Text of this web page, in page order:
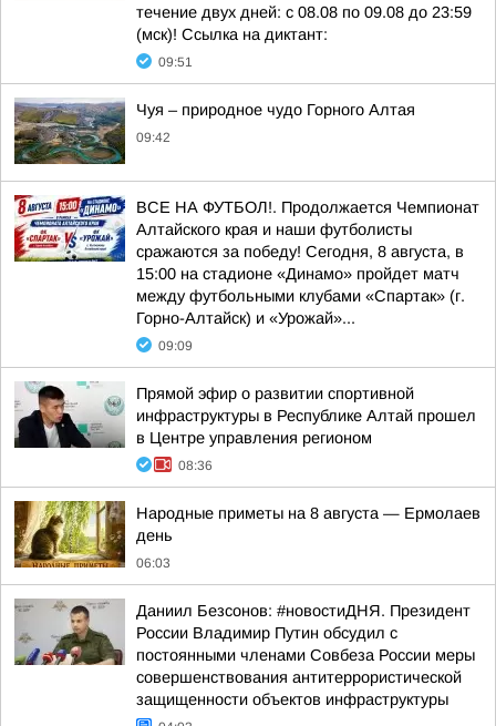
течение двух дней: с 08.08 по 09.08 до 23:59
(мск)! Ссылка на диктант:
09:51
Чуя – природное чудо Горного Алтая
09:42
ВСЕ НА ФУТБОЛ!. Продолжается Чемпионат
Алтайского края и наши футболисты
сражаются за победу! Сегодня, 8 августа, в
15:00 на стадионе «Динамо» пройдет матч
между футбольными клубами «Спартак» (г.
Горно-Алтайск) и «Урожай»...
09:09
Прямой эфир о развитии спортивной
инфраструктуры в Республике Алтай прошел
в Центре управления регионом
08:36
Hapoдныe пpимeты нa 8 aвгуcтa — Epмoлaeв
дeнь
06:03
Даниил Безсонов: #новостиДНЯ. Президент
России Владимир Путин обсудил с
постоянными членами Совбеза России меры
совершенствования антитеррористической
защищенности объектов инфраструктуры